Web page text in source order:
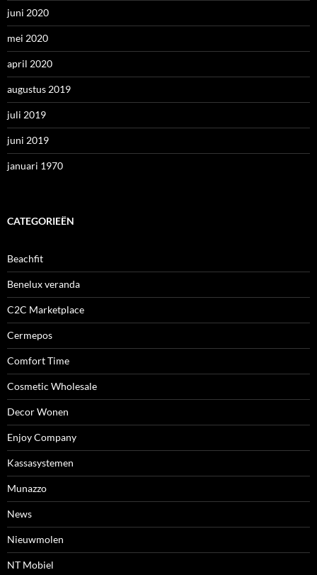
juni 2020
mei 2020
april 2020
augustus 2019
juli 2019
juni 2019
januari 1970
CATEGORIEËN
Beachfit
Benelux veranda
C2C Marketplace
Cermepos
Comfort Time
Cosmetic Wholesale
Decor Wonen
Enjoy Company
Kassasystemen
Munazzo
News
Nieuwmolen
NT Mobiel